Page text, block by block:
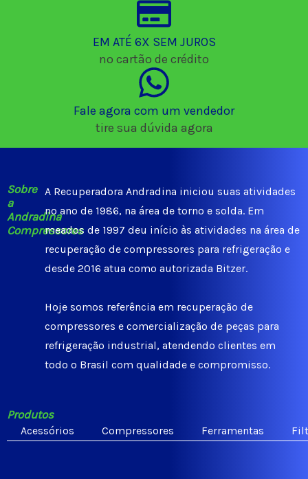
EM ATÉ 6X SEM JUROS
no cartão de crédito
Fale agora com um vendedor
tire sua dúvida agora
Sobre
a
Andradina
Compressores
A Recuperadora Andradina iniciou suas atividades
no ano de 1986, na área de torno e solda. Em
meados de 1997 deu início às atividades na área de
recuperação de compressores para refrigeração e
desde 2016 atua como autorizada Bitzer.
Hoje somos referência em recuperação de
compressores e comercialização de peças para
refrigeração industrial, atendendo clientes em
todo o Brasil com qualidade e compromisso.
Produtos
Acessórios Compressores Ferramentas